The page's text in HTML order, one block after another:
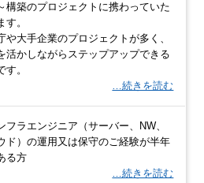
構築のプロジェクトに携わっていた
す。
や大手企業のプロジェクトが多く、
活かしながらステップアップできる
す。
…続きを読む
フラエンジニア（サーバー、NW、
ド）の運用又は保守のご経験が半年
る方
…続きを読む